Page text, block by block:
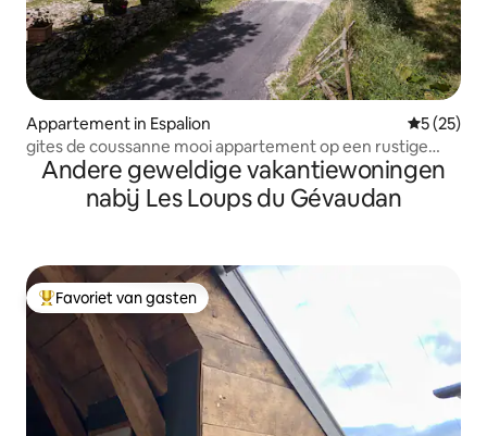
Appartement in Espalion
5 (25)
gites de coussanne mooi appartement op een rustige
plek
Andere geweldige vakantiewoningen
nabij Les Loups du Gévaudan
Topfavoriet van gasten
Favoriet van gasten